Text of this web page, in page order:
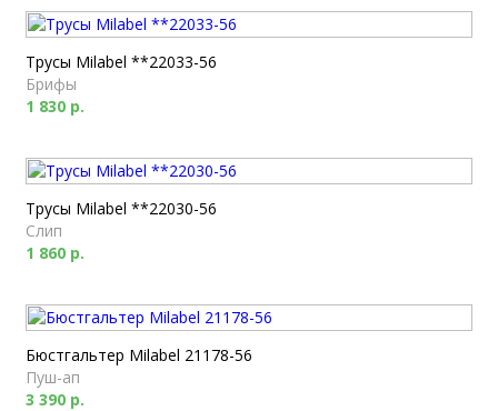
Трусы Milabel **22033-56
Брифы
1 830 р.
Трусы Milabel **22030-56
Слип
1 860 р.
Бюстгальтер Milabel 21178-56
Пуш-ап
3 390 р.